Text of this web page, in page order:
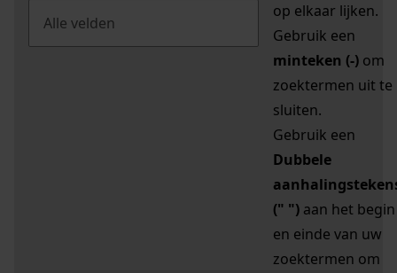
op elkaar lijken.
Gebruik een
minteken (-) om
zoektermen uit te
sluiten.
Gebruik een
Dubbele
(" ") aan het begin
en einde van uw
zoektermen om